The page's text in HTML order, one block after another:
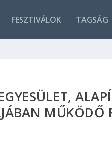
FESZTIVÁLOK TAGSÁG
MŰKÖDŐ